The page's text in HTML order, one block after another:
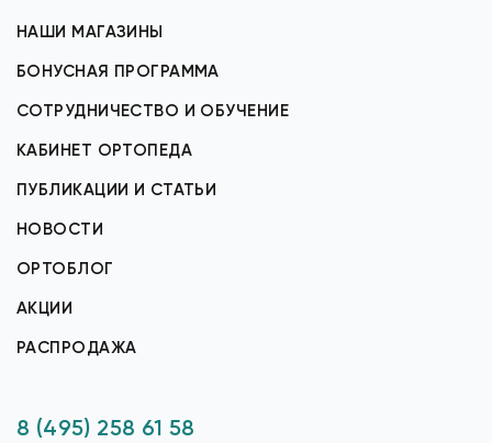
НАШИ МАГАЗИНЫ
БОНУСНАЯ ПРОГРАММА
СОТРУДНИЧЕСТВО И ОБУЧЕНИЕ
КАБИНЕТ ОРТОПЕДА
ПУБЛИКАЦИИ И СТАТЬИ
НОВОСТИ
ОРТОБЛОГ
АКЦИИ
РАСПРОДАЖА
8 (495) 258 61 58